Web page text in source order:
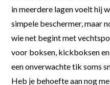
in meerdere lagen voelt hij
simpele beschermer, maar
wie net begint met
voor boksen, kickboksen
een onverwachte tik soms
Heb je behoefte aan nog